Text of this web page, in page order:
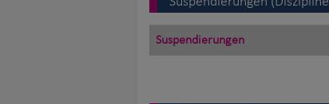
Suspendierungen